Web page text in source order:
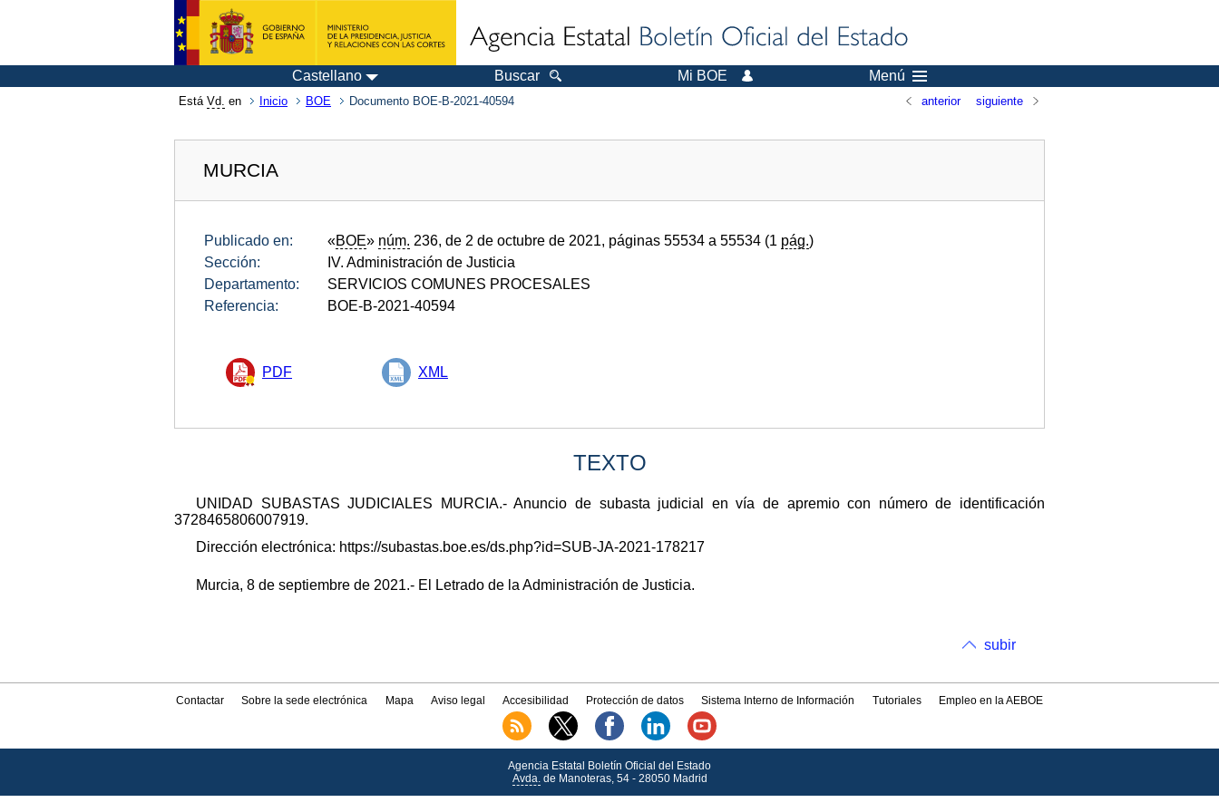
Castellano Buscar Mi BOE Menú
Está Vd. en Inicio BOE Documento BOE-B-2021-40594 anterior siguiente
MURCIA
Publicado en: «BOE» núm. 236, de 2 de octubre de 2021, páginas 55534 a 55534 (1 pág.)
Sección:
IV. Administración de Justicia
Departamento:
SERVICIOS COMUNES PROCESALES
Referencia:
BOE-B-2021-40594
PDF XML
TEXTO
UNIDAD SUBASTAS JUDICIALES MURCIA.- Anuncio de subasta judicial en vía de apremio con número de identificación
3728465806007919.
Dirección electrónica: https://subastas.boe.es/ds.php?id=SUB-JA-2021-178217
Murcia, 8 de septiembre de 2021.- El Letrado de la Administración de Justicia.
subir
Contactar Sobre la sede electrónica Mapa Aviso legal Accesibilidad Protección de datos Sistema Interno de Información Tutoriales Empleo en la AEBOE
Agencia Estatal Boletín Oficial del Estado
Avda.de Manoteras, 54 - 28050 Madrid